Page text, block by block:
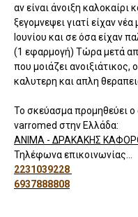
αν είναι άνοιξη
ξεγομνεψει γιατί είχαν
Ιουνίου και σε όσα είχαν
(1 εφαρμογή) Τώρα μετά
που μοιάζει ανοιξιάτικος,
καλυτερη και απλη
Το σκεύασμα προμηθεύει
varromed στην Ελλάδα:
ΑΝΙΜΑ - ΔΡΑΚΑΚΗΣ
Τηλέφωνα επικοινωνίας...
2231039228
6937888808